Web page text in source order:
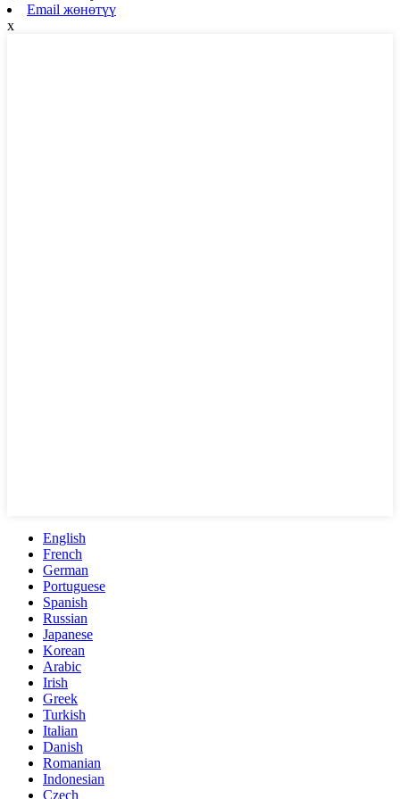
Email жөнөтүү
x
English
French
German
Portuguese
Spanish
Russian
Japanese
Korean
Arabic
Irish
Greek
Turkish
Italian
Danish
Romanian
Indonesian
Czech